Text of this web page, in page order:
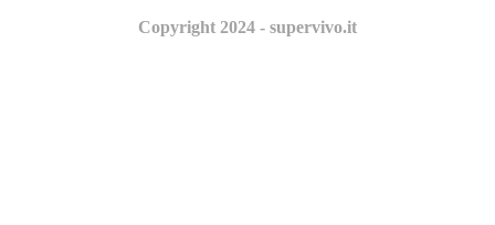
Copyright 2024 - supervivo.it